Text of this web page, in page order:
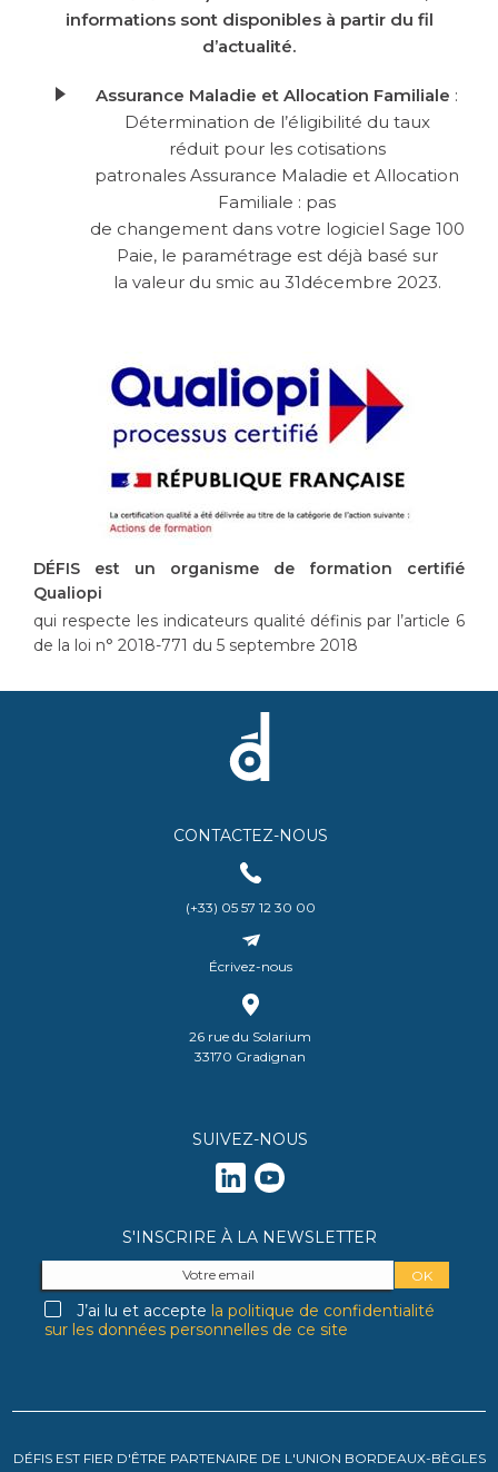
informations sont disponibles à partir du fil
d’actualité.
Assurance Maladie et Allocation Familiale :
Détermination de l’éligibilité du taux
réduit pour les cotisations
patronales Assurance Maladie et Allocation
Familiale : pas
de changement dans votre logiciel Sage 100
Paie, le paramétrage est déjà basé sur
la valeur du smic au 31décembre 2023.
DÉFIS est un organisme de formation certifié
Qualiopi
qui respecte les indicateurs qualité définis par l’article 6
de la loi n° 2018-771 du 5 septembre 2018
CONTACTEZ-NOUS
(+33) 05 57 12 30 00
Écrivez-nous
26 rue du Solarium
33170 Gradignan
SUIVEZ-NOUS
S'INSCRIRE À LA NEWSLETTER
J’ai lu et accepte la politique de confidentialité
sur les données personnelles de ce site
DÉFIS EST FIER D'ÊTRE PARTENAIRE DE L'UNION BORDEAUX-BÈGLES